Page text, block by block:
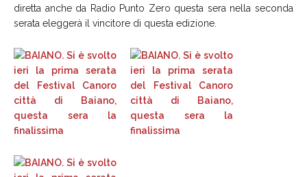
diretta anche da Radio Punto Zero questa sera nella seconda
serata eleggerà il vincitore di questa edizione.